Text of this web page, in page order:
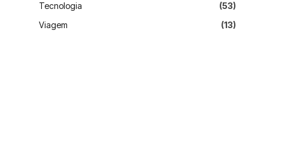
Tecnologia
(53)
Viagem
(13)